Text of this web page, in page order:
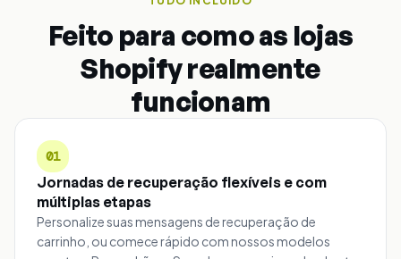
Feito para como as lojas
Shopify realmente
funcionam
01
Jornadas de recuperação flexíveis e com
múltiplas etapas
Personalize suas mensagens de recuperação de
carrinho, ou comece rápido com nossos modelos